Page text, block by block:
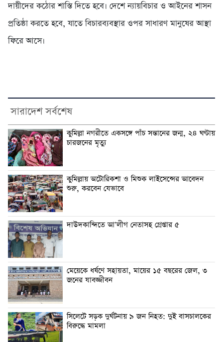
দায়ীদের কঠোর শাস্তি দিতে হবে। দেশে ন্যায়বিচার ও আইনের শাসন
প্রতিষ্ঠা করতে হবে, যাতে বিচারব্যবস্থার ওপর সাধারণ মানুষের আস্থা
ফিরে আসে।
সারাদেশ সর্বশেষ
কুমিল্লা নগরীতে একসঙ্গে পাঁচ সন্তানের জন্ম, ২৪ ঘণ্টায়
চারজনের মৃত্যু
কুমিল্লায় অটোরিকশা ও মিশুক লাইসেন্সের আবেদন
শুরু, করবেন যেভাবে
দাউদকান্দিতে আ’লীগ নেতাসহ গ্রেপ্তার ৫
মেয়েকে ধর্ষণে সহায়তা, মায়ের ১৫ বছরের জেল, ৩
জনের যাবজ্জীবন
সিলেটে সড়ক দুর্ঘটনায় ৯ জন নিহত: দুই বাসচালকের
বিরুদ্ধে মামলা